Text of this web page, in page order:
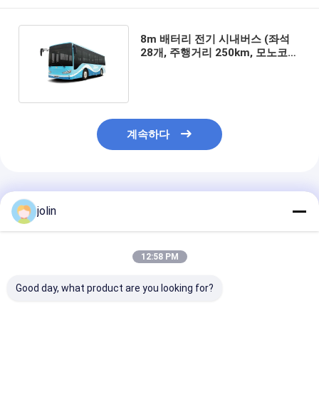
8m 배터리 전기 시내버스 (좌석
28개, 주행거리 250km, 모노코크
계속하다
추천된 제품
jolin
12:58 PM
Good day, what product are you looking for?